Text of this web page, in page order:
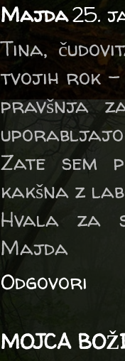
Majda25.
Tina,
tvojih rok -
pravšnja
uporabljajo
Zate sem
kakšna z
Hvala za
Majda
Odgovori
MOJCA